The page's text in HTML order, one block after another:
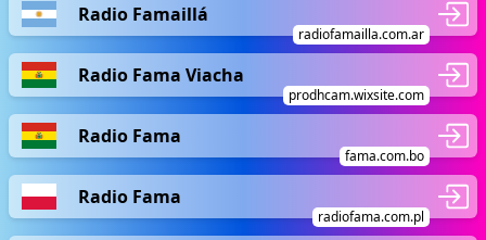
Radio Famaillá
radiofamailla.com.ar
Radio Fama Viacha
prodhcam.wixsite.com
Radio Fama
fama.com.bo
Radio Fama
radiofama.com.pl